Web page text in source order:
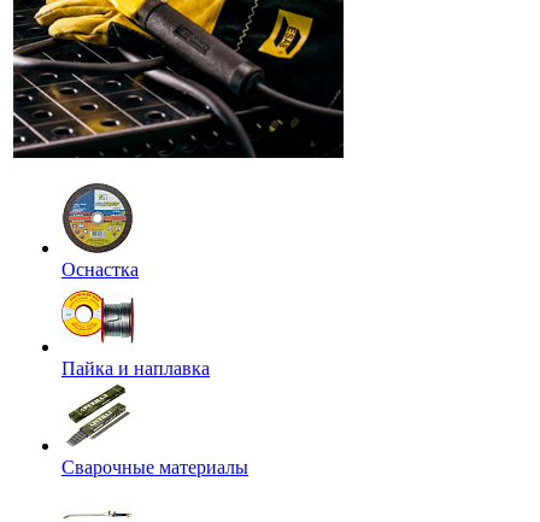
Оснастка
Пайка и наплавка
Сварочные материалы